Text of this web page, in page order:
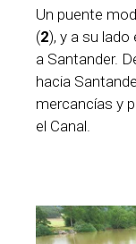
Un puente
(2), y a su lado
a Santander.
hacia
mercancías y
el Canal.